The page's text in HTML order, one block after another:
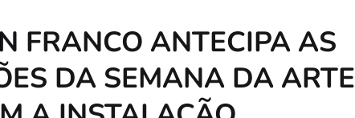
FRANCO ANTECIPA AS
DA SEMANA DA ARTE